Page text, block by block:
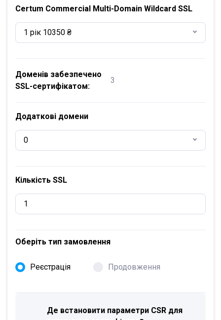
Certum Commercial Multi-Domain Wildcard SSL
1 рік 10350 ₴
Доменів забезпечено
SSL-сертифікатом:
3
Додаткові домени
0
Кількість SSL
Оберіть тип замовлення
Реєстрація Продовження
Де встановити параметри CSR для